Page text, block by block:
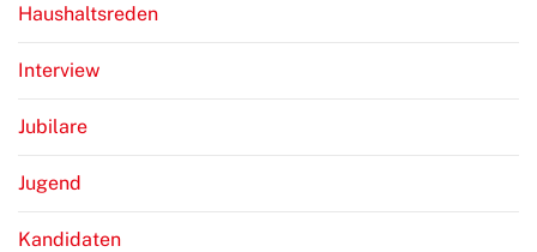
Haushaltsreden
Interview
Jubilare
Jugend
Kandidaten